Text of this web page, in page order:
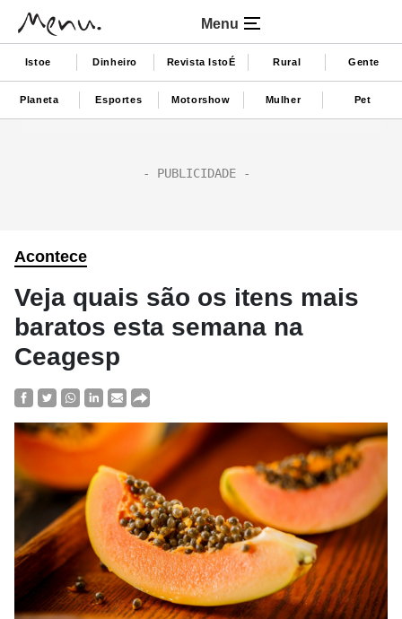
Menu
Istoe Dinheiro Revista IstoÉ Rural Gente
Planeta Esportes Motorshow Mulher Pet
Acontece
Veja quais são os itens mais
baratos esta semana na
Ceagesp